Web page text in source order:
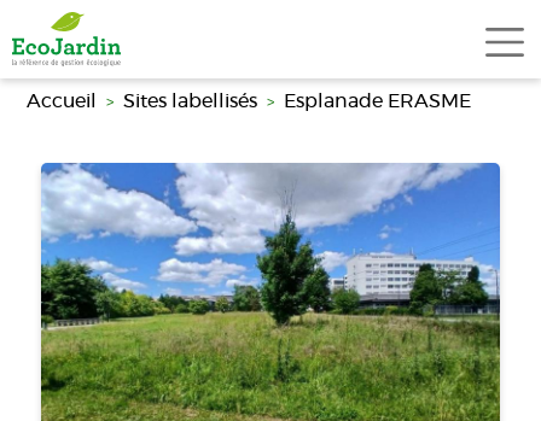
Aller au contenu principal
Accueil Sites labellisés Esplanade ERASME